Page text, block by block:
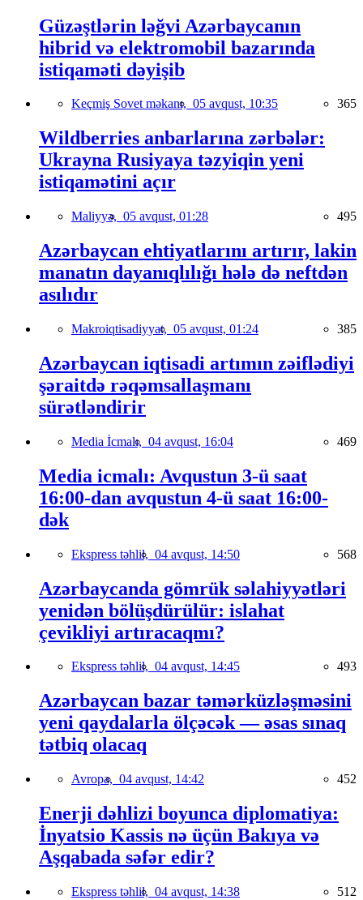
Güzəştlərin ləğvi Azərbaycanın
hibrid və elektromobil bazarında
istiqaməti dəyişib
Keçmiş Sovet məkanı, 05 avqust, 10:35 365
Wildberries anbarlarına zərbələr:
Ukrayna Rusiyaya təzyiqin yeni
istiqamətini açır
Maliyyə, 05 avqust, 01:28 495
Azərbaycan ehtiyatlarını artırır, lakin
manatın dayanıqlılığı hələ də neftdən
asılıdır
Makroiqtisadiyyat, 05 avqust, 01:24 385
Azərbaycan iqtisadi artımın zəiflədiyi
şəraitdə rəqəmsallaşmanı
sürətləndirir
Media İcmalı, 04 avqust, 16:04 469
Media icmalı: Avqustun 3-ü saat
16:00-dan avqustun 4-ü saat 16:00-
dək
Ekspress təhlil, 04 avqust, 14:50 568
Azərbaycanda gömrük səlahiyyətləri
yenidən bölüşdürülür: islahat
çevikliyi artıracaqmı?
Ekspress təhlil, 04 avqust, 14:45 493
Azərbaycan bazar təmərküzləşməsini
yeni qaydalarla ölçəcək — əsas sınaq
tətbiq olacaq
Avropa, 04 avqust, 14:42 452
Enerji dəhlizi boyunca diplomatiya:
İnyatsio Kassis nə üçün Bakıya və
Aşqabada səfər edir?
Ekspress təhlil, 04 avqust, 14:38 512